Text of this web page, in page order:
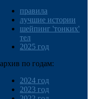
правила
лучшие истории
шейпинг 'тонких'
тел
2025 год
архив по годам:
2024 год
2023 год